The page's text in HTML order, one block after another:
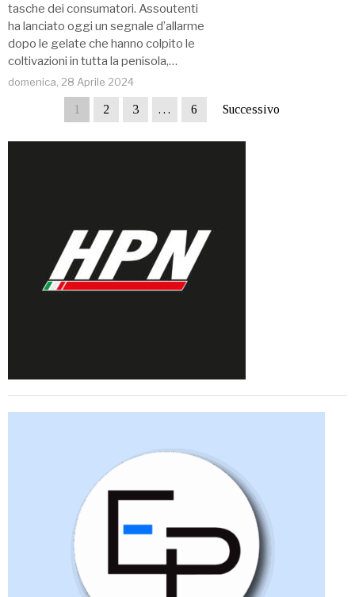
tasche dei consumatori. Assoutenti
ha lanciato oggi un segnale d’allarme
dopo le gelate che hanno colpito le
coltivazioni in tutta la penisola,…
domenica, 28 Aprile 2024
1 2 3 … 6 Successivo